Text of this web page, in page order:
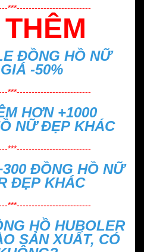
***-------------------------
ĐỒNG HỒ NỮ
-50%
***-------------------------
HƠN +1000
NỮ ĐẸP KHÁC
***-------------------------
ĐỒNG HỒ NỮ
ĐẸPKHÁC
***-------------------------
HỒ HUBOLER
SẢN XUẤT, CÓ